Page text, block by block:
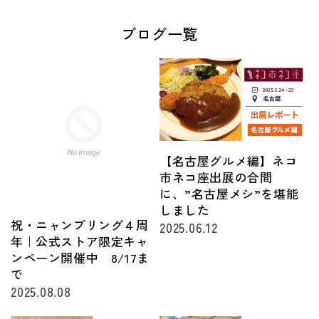
ブログ一覧
祝・ニャンプリング４周
年｜公式ストア限定キャ
ンペーン開催中 8/17ま
で
2025.08.08
【名古屋グルメ編】ネコ
市ネコ座出展の合間
に、”名古屋メシ”を堪能
しました
2025.06.12